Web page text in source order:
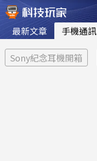
最新文章 手機通訊
Sony紀念耳機開箱